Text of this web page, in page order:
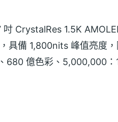
CrystalRes 1.5K
具備 1,800nits 峰值亮度
680 億色彩、5,000,000
三重護眼認證，有效